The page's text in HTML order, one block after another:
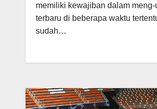
memiliki kewajiban dalam meng-
terbaru di beberapa waktu
sudah…